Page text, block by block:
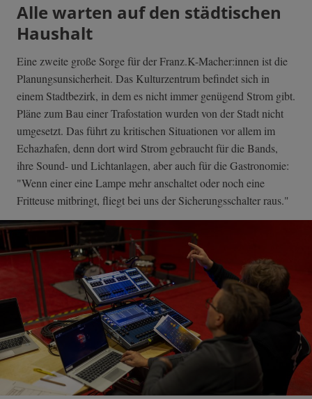
Alle warten auf den städtischen
Haushalt
Eine zweite große Sorge für der Franz.K-Macher:innen ist die
Planungsunsicherheit. Das Kulturzentrum befindet sich in
einem Stadtbezirk, in dem es nicht immer genügend Strom gibt.
Pläne zum Bau einer Trafostation wurden von der Stadt nicht
umgesetzt. Das führt zu kritischen Situationen vor allem im
Echazhafen, denn dort wird Strom gebraucht für die Bands,
ihre Sound- und Lichtanlagen, aber auch für die Gastronomie:
"Wenn einer eine Lampe mehr anschaltet oder noch eine
Fritteuse mitbringt, fliegt bei uns der Sicherungsschalter raus."